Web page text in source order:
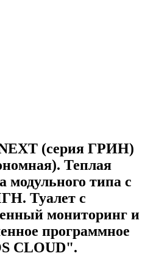
(серия ГРИН)
Теплая
модульного типа с
Туалет с
мониторинг и
программное
CLOUD".